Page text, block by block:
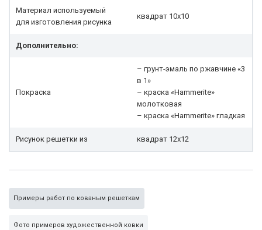
Материал используемый
для изготовления рисунка
квадрат 10х10
Дополнительно:
Покраска
– грунт-эмаль по ржавчине «3
в 1»
– краска «Hammerite»
молотковая
– краска «Hammerite» гладкая
Рисунок решетки из квадрат 12х12
Примеры работ по кованым решеткам
Фото примеров художественной ковки